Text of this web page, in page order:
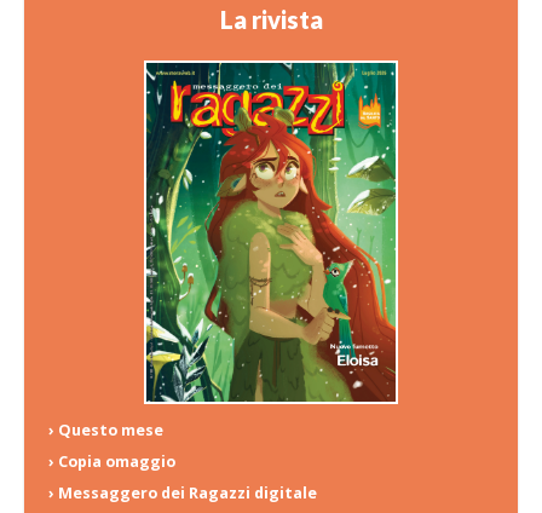
La rivista
› Questo mese
› Copia omaggio
› Messaggero dei Ragazzi digitale